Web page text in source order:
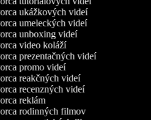
ukážkových videí
umeleckých videí
unboxing videí
video koláží
prezentačných videí
promo videí
reakčných videí
recenzných videí
reklám
rodinných filmov